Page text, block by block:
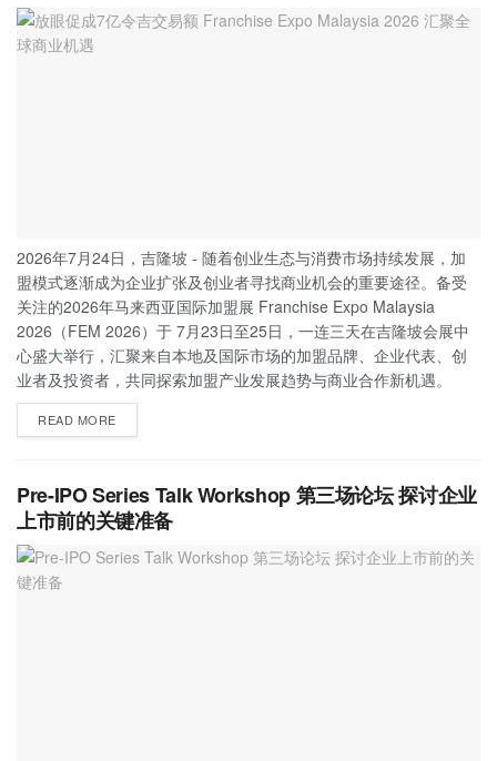
2026年7月24日，吉隆坡 - 随着创业生态与消费市场持续发展，加
盟模式逐渐成为企业扩张及创业者寻找商业机会的重要途径。备受
关注的2026年马来西亚国际加盟展 Franchise Expo Malaysia
2026（FEM 2026）于 7月23日至25日，一连三天在吉隆坡会展中
心盛大举行，汇聚来自本地及国际市场的加盟品牌、企业代表、创
业者及投资者，共同探索加盟产业发展趋势与商业合作新机遇。
READ MORE
Pre-IPO Series Talk Workshop 第三场论坛 探讨企业
上市前的关键准备